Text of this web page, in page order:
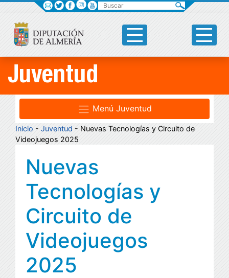
Buscar
Juventud
Menú Juventud
Inicio - Juventud - Nuevas Tecnologías y Circuito de
Videojuegos 2025
Nuevas
Tecnologías y
Circuito de
Videojuegos
2025